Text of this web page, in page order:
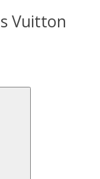
Vuitton